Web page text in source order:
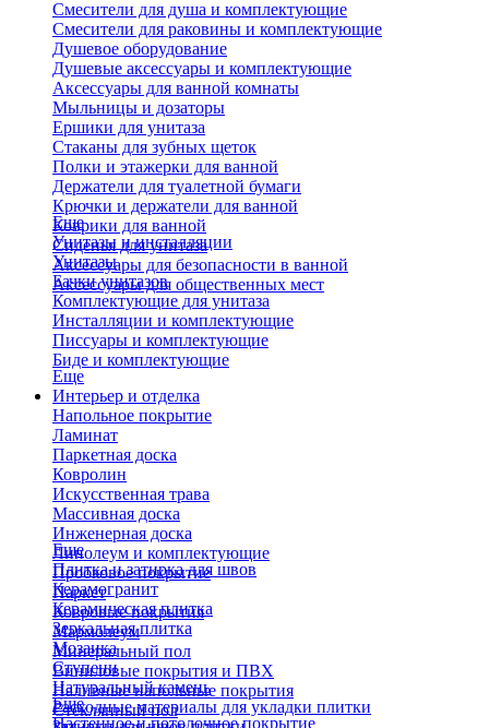
Смесители для душа и комплектующие
Смесители для раковины и комплектующие
Душевое оборудование
Душевые аксессуары и комплектующие
Аксессуары для ванной комнаты
Мыльницы и дозаторы
Ершики для унитаза
Стаканы для зубных щеток
Полки и этажерки для ванной
Держатели для туалетной бумаги
Крючки и держатели для ванной
Коврики для ванной
Сиденья для унитаза
Аксессуары для безопасности в ванной
Аксессуары для общественных мест
Еще
Унитазы и инсталляции
Унитазы
Бачки унитазов
Комплектующие для унитаза
Инсталляции и комплектующие
Писсуары и комплектующие
Биде и комплектующие
Еще
Интерьер и отделка
Напольное покрытие
Ламинат
Паркетная доска
Ковролин
Искусственная трава
Массивная доска
Инженерная доска
Линолеум и комплектующие
Пробковое покрытие
Паркет
Ковровые покрытия
Мармолеум
Минеральный пол
Виниловые покрытия и ПВХ
Наливные напольные покрытия
Стеклянный пол
Еще
Плитка и затирка для швов
Керамогранит
Керамическая плитка
Зеркальная плитка
Мозаика
Ступени
Натуральный камень
Расходные материалы для укладки плитки
Еще
Настенное и потолочное покрытие